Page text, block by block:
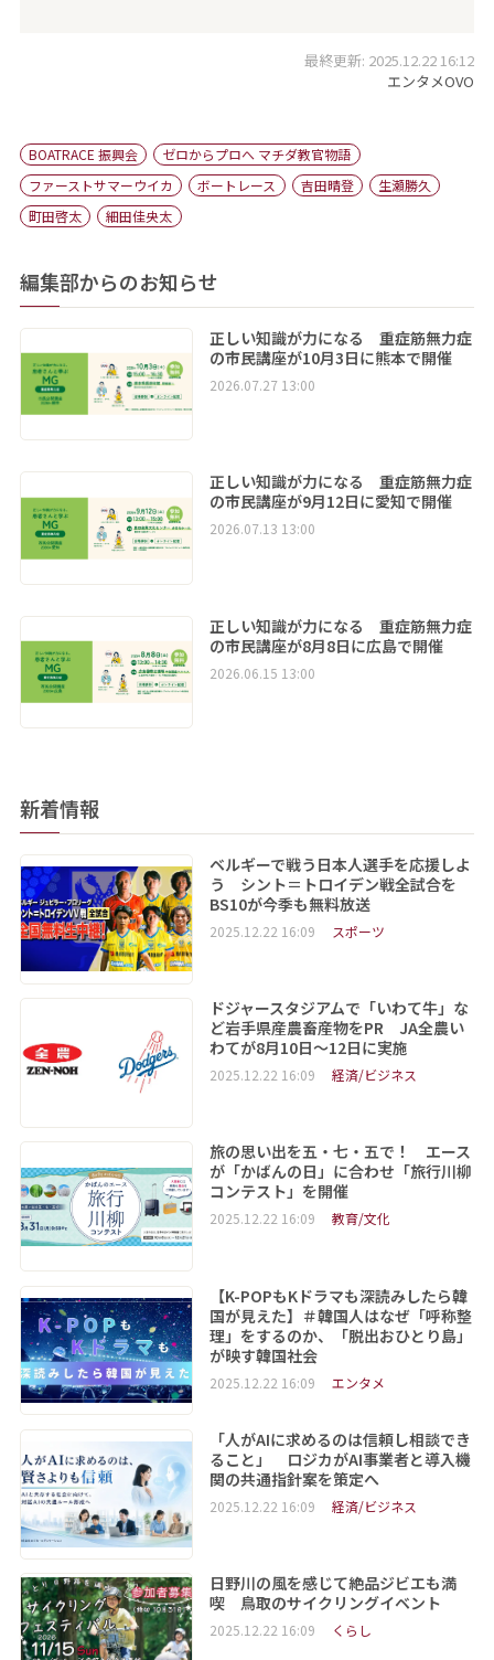
最終更新: 2025.12.22 16:12
エンタメOVO
BOATRACE 振興会
ゼロからプロへ マチダ教官物語
ファーストサマーウイカ
ボートレース 吉田晴登
生瀬勝久
町田啓太
細田佳央太
編集部からのお知らせ
正しい知識が力になる 重症筋無力症
の市民講座が10月3日に熊本で開催
2026.07.27 13:00
正しい知識が力になる 重症筋無力症
の市民講座が9月12日に愛知で開催
2026.07.13 13:00
正しい知識が力になる 重症筋無力症
の市民講座が8月8日に広島で開催
2026.06.15 13:00
新着情報
ベルギーで戦う日本人選手を応援しよ
う シント＝トロイデン戦全試合を
BS10が今季も無料放送
2025.12.22 16:09 スポーツ
ドジャースタジアムで「いわて牛」な
ど岩手県産農畜産物をPR JA全農い
わてが8月10日～12日に実施
2025.12.22 16:09 経済/ビジネス
旅の思い出を五・七・五で！ エース
が「かばんの日」に合わせ「旅行川柳
コンテスト」を開催
2025.12.22 16:09 教育/文化
【K-POPもKドラマも深読みしたら韓
国が見えた】＃韓国人はなぜ「呼称整
理」をするのか、「脱出おひとり島」
が映す韓国社会
2025.12.22 16:09 エンタメ
「人がAIに求めるのは信頼し相談でき
ること」 ロジカがAI事業者と導入機
関の共通指針案を策定へ
2025.12.22 16:09 経済/ビジネス
日野川の風を感じて絶品ジビエも満
喫 鳥取のサイクリングイベント
2025.12.22 16:09 くらし